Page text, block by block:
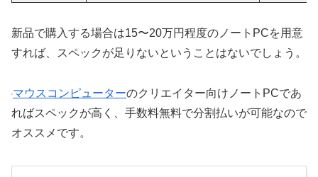
新品で購入する場合は15〜20万円程度のノートPCを用意
すれば、スペックが足りないということはないでしょう。
マウスコンピューターのクリエイター向けノートPCであ
ればスペックが高く、手数料無料で分割払いが可能なので
オススメです。